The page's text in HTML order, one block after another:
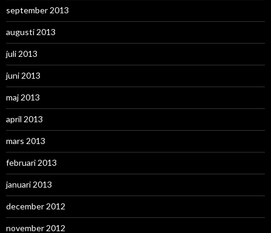
september 2013
augusti 2013
juli 2013
juni 2013
maj 2013
april 2013
mars 2013
februari 2013
januari 2013
december 2012
november 2012